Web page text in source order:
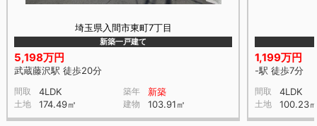
埼玉県入間市東町7丁目
新築一戸建て
5,198万円
武蔵藤沢駅 徒歩20分
間取 4LDK 築年 新築
土地 174.49㎡ 建物 103.91㎡
1,199万円
-駅 徒歩7分
間取 4LDK
土地 100.23